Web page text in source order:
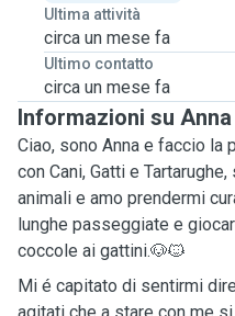
Ultima attività
circa un mese fa
Ultimo contatto
circa un mese fa
Informazioni su Anna
Ciao, sono Anna e faccio la
con Cani, Gatti e
animali e amo prendermi
lunghe passeggiate e
coccole ai gattini.🐶🐱
Mi é capitato di sentirmi